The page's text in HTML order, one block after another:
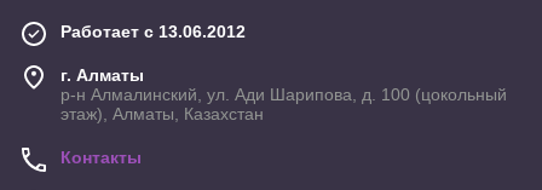
Работает с 13.06.2012
г. Алматы
р-н Алмалинский, ул. Ади Шарипова, д. 100 (цокольный
этаж), Алматы, Казахстан
Контакты